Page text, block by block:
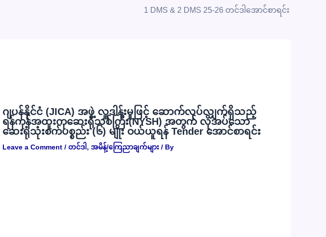
1 DMS & 2 DMS 25-26 တင်ဒါအောင်စာရင်း
ဂျပန်နိုင်ငံ (JICA) အဖွဲ့ လှူဒါန်းမှုဖြင့် ဆောက်လုပ်လျှက်ရှိသည့်
ရန်ကုန်အထူးကုဆေးရုံသစ်ကြီး(NYSH) အတွက် လိုအပ်သော
ဆေးရုံသုံးစက်ပစ္စည်း (၆) မျိုး ဝယ်ယူရန် Tender အောင်စာရင်း
Leave a Comment / တင်ဒါ , အမိန့်/ကြေညာချက်များ/ By